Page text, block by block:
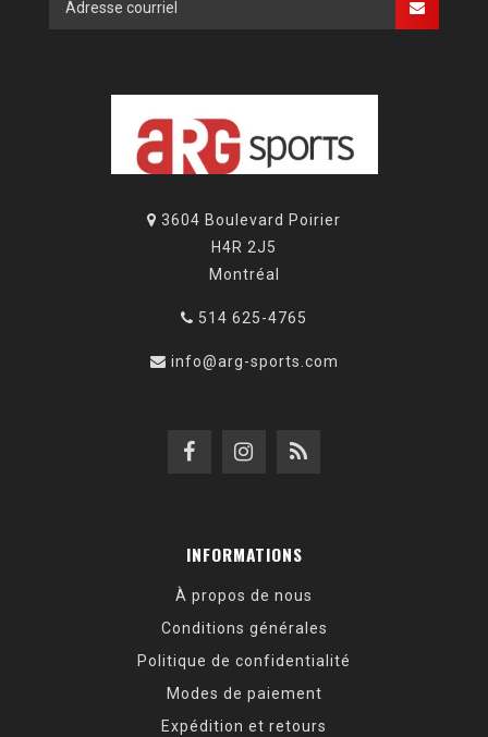
3604 Boulevard Poirier
H4R 2J5
Montréal
514 625-4765
info@arg-sports.com
INFORMATIONS
À propos de nous
Conditions générales
Politique de confidentialité
Modes de paiement
Expédition et retours